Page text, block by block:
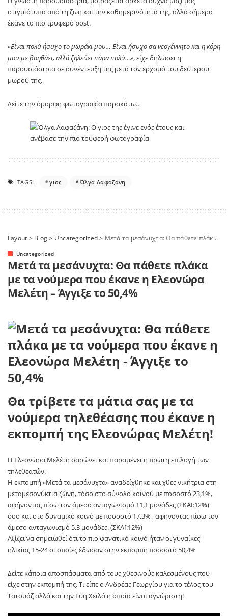
στιγμιότυπα από τη ζωή και την καθημερινότητά της, αλλά σήμερα
έκανε το πιο τρυφερό post.
«Είναι πολύ ήσυχο το μωράκι μου… Είναι ήσυχο σα νεογέννητο και η κόρη
μου με βοηθάει, αλλά ζηλεύει πάρα πολύ…», είχε δηλώσει η
παρουσιάστρια σε συνέντευξη της μετά τον ερχομό του δεύτερου
μωρού της.
Δείτε την όμορφη φωτογραφία παρακάτω…
TAGS: γιος Όλγα Λαφαζάνη
Layout > Blog> Uncategorized> Μετά τα μεσάνυχτα: Θα πάθετε πλάκα με τα νούμερα που έκανε η Ελεονώρα Mελέτη – Άγγιξε το 50,4%
Uncategorized
Μετά τα μεσάνυχτα: Θα πάθετε πλάκα
με τα νούμερα που έκανε η Ελεονώρα
Mελέτη – Άγγιξε το 50,4%
Θα τρίβετε τα μάτια σας με τα
νούμερα τηλεθέασης που έκανε η
εκπομπή της Ελεονώρας Μελέτη!
H Ελεονώρα Μελέτη σαρώνει και παραμένει η πρώτη επιλογή των
τηλεθεατών.
Η εκπομπή «Μετά τα μεσάνυχτα» αναδείχθηκε και χθες νικήτρια στη
μεταμεσονύκτια ζώνη, τόσο στο σύνολο κοινού με ποσοστό 23,1%,
αφήνοντας πίσω τον άμεσο ανταγωνισμό 11,1 μονάδες (ΣΚΑΪ:12%)
όσο και στο δυναμικό κοινό με ποσοστό 17,3% , αφήνοντας πίσω τον
άμεσο ανταγωνισμό 5,3 μονάδες. (ΣΚΑΪ:12%)
Αξίζει να σημειωθεί ότι το πιο φανατικό κοινό ήταν οι γυναίκες
ηλικίας 15-24 οι οποίες έδωσαν στην εκπομπή ποσοστό 50,4%
Δείτε κάποια αποσπάσματα από τους χθεσινούς καλεσμένους που
είχε στην εκπομπή της. Τι είπε ο Ανδρέας Γεωργίου για το τέλος του
Τατουάζ αλλά και την Εύη Χειλά η οποία είναι αγνώριστη!